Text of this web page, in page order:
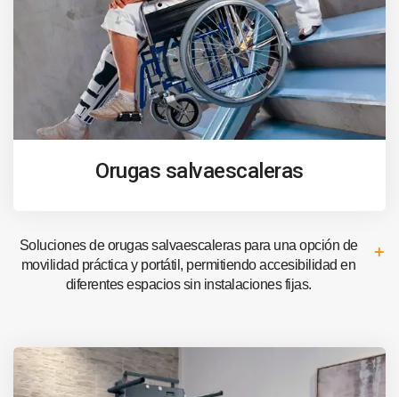
Orugas salvaescaleras
Soluciones de orugas salvaescaleras para una opción de
movilidad práctica y portátil, permitiendo accesibilidad en
diferentes espacios sin instalaciones fijas.